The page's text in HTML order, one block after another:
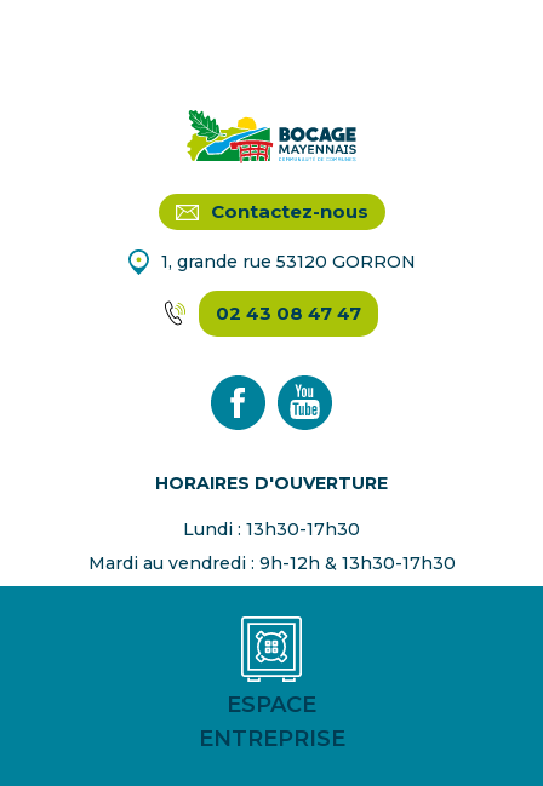
Contactez-nous
1, grande rue 53120 GORRON
02 43 08 47 47
HORAIRES D'OUVERTURE
Lundi : 13h30-17h30
Mardi au vendredi : 9h-12h & 13h30-17h30
ESPACE
ENTREPRISE